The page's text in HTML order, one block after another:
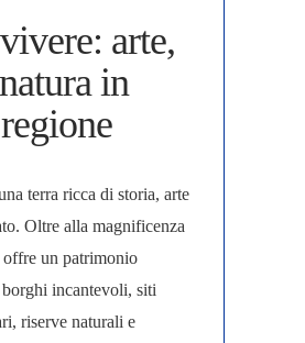
arte,
in
terra ricca di storia, arte
Oltre alla magnificenza
un patrimonio
incantevoli, siti
riserve naturali e